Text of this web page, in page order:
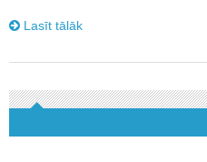
Lasīt tālāk